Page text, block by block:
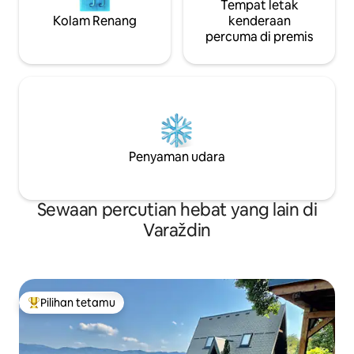
Kolam Renang
Tempat letak
kenderaan
percuma di premis
Penyaman udara
Sewaan percutian hebat yang lain di
Varaždin
Pilihan utama tetamu
Pilihan tetamu